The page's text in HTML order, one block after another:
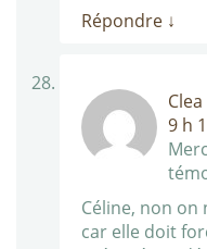
Répondre ↓
Clea
9 h
Céline, non on
car elle doit